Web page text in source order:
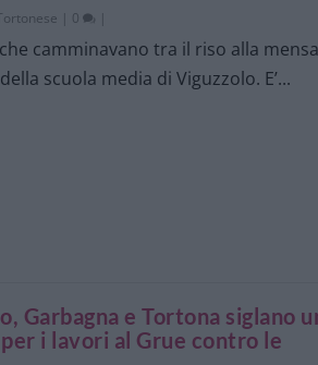
0
camminavano tra il riso alla mensa
scuola media di Viguzzolo. E’...
Garbagna e Tortona siglano
i lavori al Grue contro le